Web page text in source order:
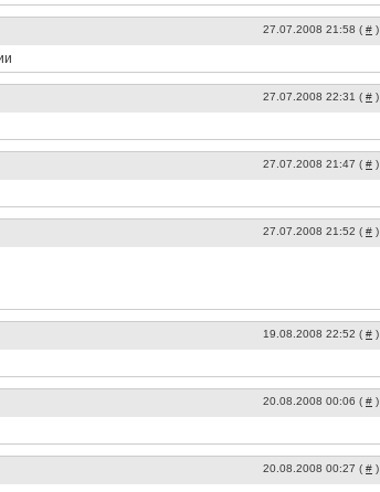
27.07.2008 21:58 ( # )
27.07.2008 22:31 ( # )
27.07.2008 21:47 ( # )
27.07.2008 21:52 ( # )
19.08.2008 22:52 ( # )
20.08.2008 00:06 ( # )
20.08.2008 00:27 ( # )